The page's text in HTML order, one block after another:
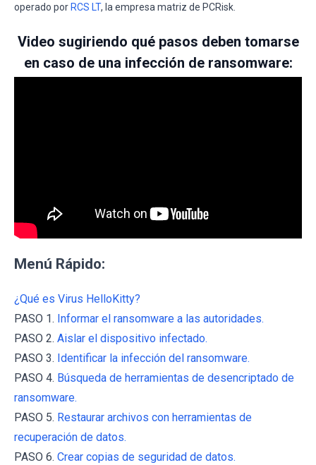
operado por RCS LT, la empresa matriz de PCRisk.
Video sugiriendo qué pasos deben tomarse
en caso de una infección de ransomware:
Menú Rápido:
¿Qué es Virus HelloKitty?
PASO 1. Informar el ransomware a las autoridades.
PASO 2. Aislar el dispositivo infectado.
PASO 3. Identificar la infección del ransomware.
PASO 4. Búsqueda de herramientas de desencriptado de
ransomware.
PASO 5. Restaurar archivos con herramientas de
recuperación de datos.
PASO 6. Crear copias de seguridad de datos.